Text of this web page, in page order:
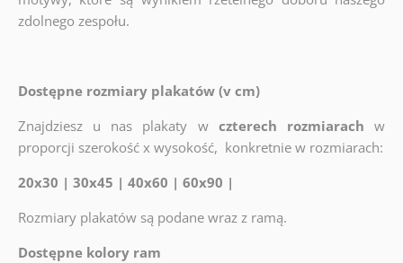
zdolnego zespołu.
Dostępne rozmiary plakatów (v cm)
Znajdziesz u nas plakaty w czterech rozmiarach
w
proporcji szerokość x wysokość, konkretnie w rozmiarach:
20x30 | 30x45 | 40x60 | 60x90 |
Rozmiary plakatów są podane wraz z ramą.
Dostępne kolory ram